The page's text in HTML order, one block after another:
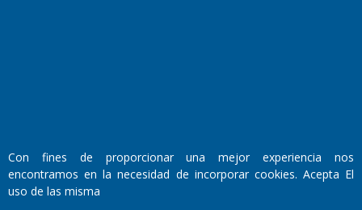
Propietario: El Diario SRL
Director Periodístico:
Walter René Goñi
Con fines de proporcionar una mejor experiencia nos
encontramos en la necesidad de incorporar cookies. Acepta El
uso de las misma